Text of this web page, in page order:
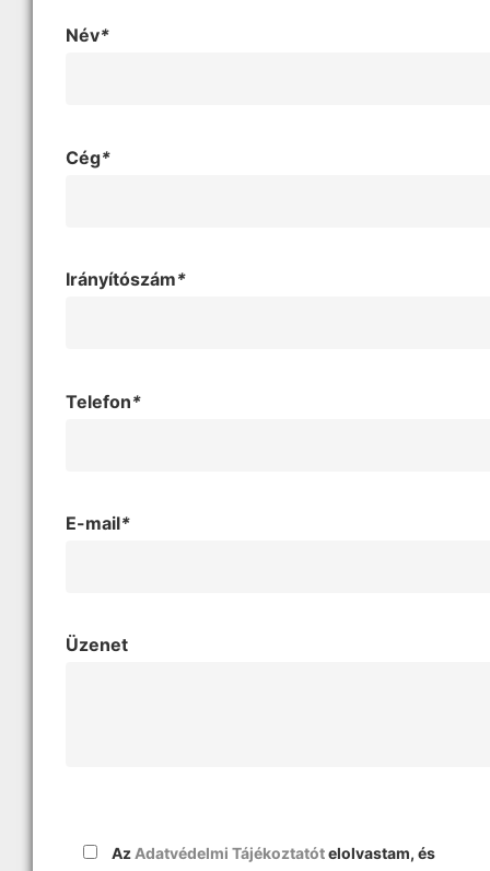
Név*
Cég*
Irányítószám*
Telefon*
E-mail*
Üzenet
Az Adatvédelmi Tájékoztatótelolvastam, és